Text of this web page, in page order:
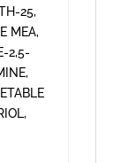
25,
MEA,
2,5-